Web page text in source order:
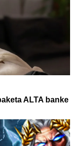
ALTA banke